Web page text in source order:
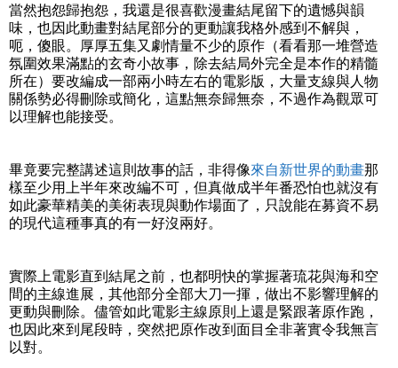
當然抱怨歸抱怨，我還是很喜歡漫畫結尾留下的遺憾與韻
味，也因此動畫對結尾部分的更動讓我格外感到不解與，
呃，傻眼。厚厚五集又劇情量不少的原作（看看那一堆營造
氛圍效果滿點的玄奇小故事，除去結局外完全是本作的精髓
所在）要改編成一部兩小時左右的電影版，大量支線與人物
關係勢必得刪除或簡化，這點無奈歸無奈，不過作為觀眾可
以理解也能接受。
畢竟要完整講述這則故事的話，非得像來自新世界的動畫那
樣至少用上半年來改編不可，但真做成半年番恐怕也就沒有
如此豪華精美的美術表現與動作場面了，只說能在募資不易
的現代這種事真的有一好沒兩好。
實際上電影直到結尾之前，也都明快的掌握著琉花與海和空
間的主線進展，其他部分全部大刀一揮，做出不影響理解的
更動與刪除。儘管如此電影主線原則上還是緊跟著原作跑，
也因此來到尾段時，突然把原作改到面目全非著實令我無言
以對。